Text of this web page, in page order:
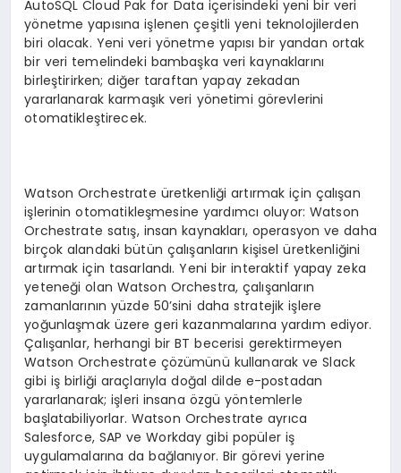
AutoSQL Cloud Pak for Data içerisindeki yeni bir veri
yönetme yapısına işlenen çeşitli yeni teknolojilerden
biri olacak. Yeni veri yönetme yapısı bir yandan ortak
bir veri temelindeki bambaşka veri kaynaklarını
birleştirirken; diğer taraftan yapay zekadan
yararlanarak karmaşık veri yönetimi görevlerini
otomatikleştirecek.
Watson Orchestrate üretkenliği artırmak için çalışan
işlerinin otomatikleşmesine yardımcı oluyor: Watson
Orchestrate satış, insan kaynakları, operasyon ve daha
birçok alandaki bütün çalışanların kişisel üretkenliğini
artırmak için tasarlandı. Yeni bir interaktif yapay zeka
yeteneği olan Watson Orchestra, çalışanların
zamanlarının yüzde 50’sini daha stratejik işlere
yoğunlaşmak üzere geri kazanmalarına yardım ediyor.
Çalışanlar, herhangi bir BT becerisi gerektirmeyen
Watson Orchestrate çözümünü kullanarak ve Slack
gibi iş birliği araçlarıyla doğal dilde e-postadan
yararlanarak; işleri insana özgü yöntemlerle
başlatabiliyorlar. Watson Orchestrate ayrıca
Salesforce, SAP ve Workday gibi popüler iş
uygulamalarına da bağlanıyor. Bir görevi yerine